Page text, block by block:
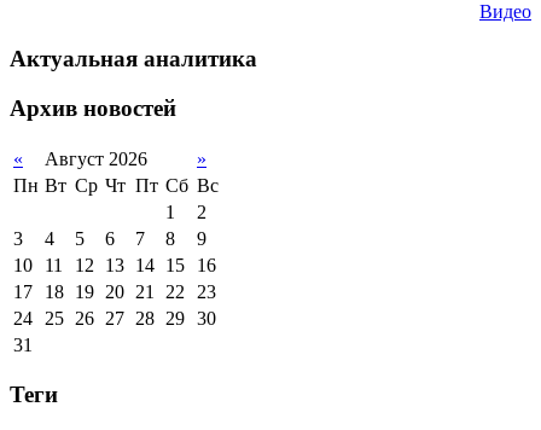
Видео
Актуальная аналитика
Архив новостей
« Август 2026
»
Пн Вт Ср Чт Пт Сб Вс
1
2
3
4 5 6 7 8
9
10
11 12 13 14 15
16
17
18 19 20 21 22
23
24
25 26 27 28 29 30
31
Теги